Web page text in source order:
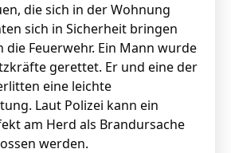
die sich in der Wohnung
sich in Sicherheit bringen
Feuerwehr. Ein Mann wurde
gerettet. Er und eine der
eine leichte
Laut Polizei kann ein
am Herd als Brandursache
werden.